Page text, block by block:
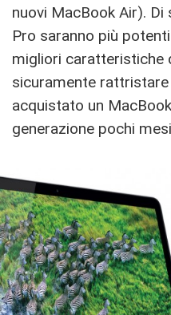
nuovi MacBook Air).
Pro saranno più
migliori caratteristiche
sicuramente
acquistato un
generazione pochi